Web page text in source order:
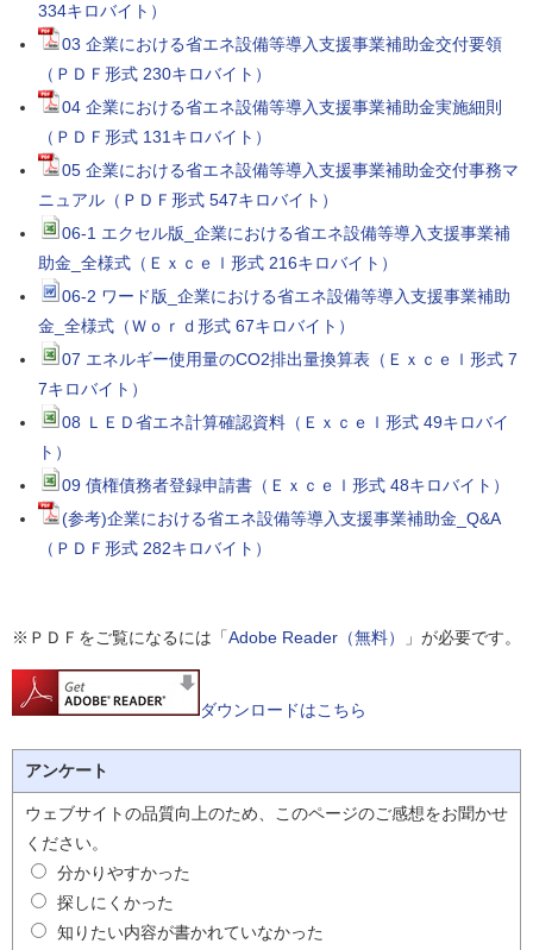
334キロバイト）
03 企業における省エネ設備等導入支援事業補助金交付要領
（ＰＤＦ形式 230キロバイト）
04 企業における省エネ設備等導入支援事業補助金実施細則
（ＰＤＦ形式 131キロバイト）
05 企業における省エネ設備等導入支援事業補助金交付事務マ
ニュアル（ＰＤＦ形式 547キロバイト）
06-1 エクセル版_企業における省エネ設備等導入支援事業補
助金_全様式（Ｅｘｃｅｌ形式 216キロバイト）
06-2 ワード版_企業における省エネ設備等導入支援事業補助
金_全様式（Ｗｏｒｄ形式 67キロバイト）
07 エネルギー使用量のCO2排出量換算表（Ｅｘｃｅｌ形式 7
7キロバイト）
08 ＬＥＤ省エネ計算確認資料（Ｅｘｃｅｌ形式 49キロバイ
ト）
09 債権債務者登録申請書（Ｅｘｃｅｌ形式 48キロバイト）
(参考)企業における省エネ設備等導入支援事業補助金_Q&A
（ＰＤＦ形式 282キロバイト）
※ＰＤＦをご覧になるには「Adobe Reader（無料） 」が必要です。
ダウンロードはこちら
アンケート
ウェブサイトの品質向上のため、このページのご感想をお聞かせ
ください。
分かりやすかった
探しにくかった
知りたい内容が書かれていなかった